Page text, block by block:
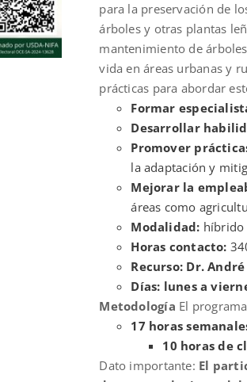
para la preservación de
árboles y otras plantas
mantenimiento de
vida en áreas urbanas y
prácticas para abordar
Formar
Desarrollar
Promover
la adaptación y
Mejorar la
áreas como
Modalidad: híbrido
Horas contacto:
Recurso: Dr.
Días: lunes a
Metodología El
17 horas
10 horas de
Dato importante: El